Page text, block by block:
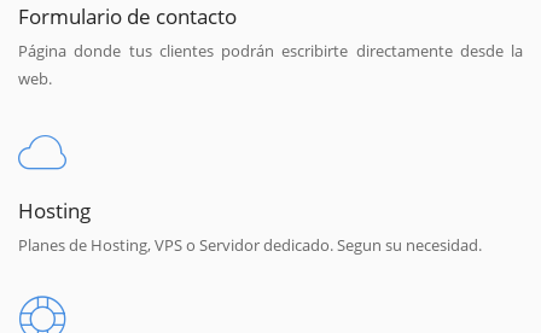
Formulario de contacto
Página donde tus clientes podrán escribirte directamente desde la
web.
Hosting
Planes de Hosting, VPS o Servidor dedicado. Segun su necesidad.